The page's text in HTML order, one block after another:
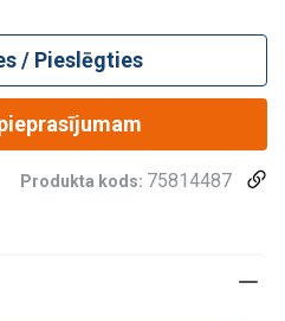
/ Pieslēgties
Produkta kods: 75814487